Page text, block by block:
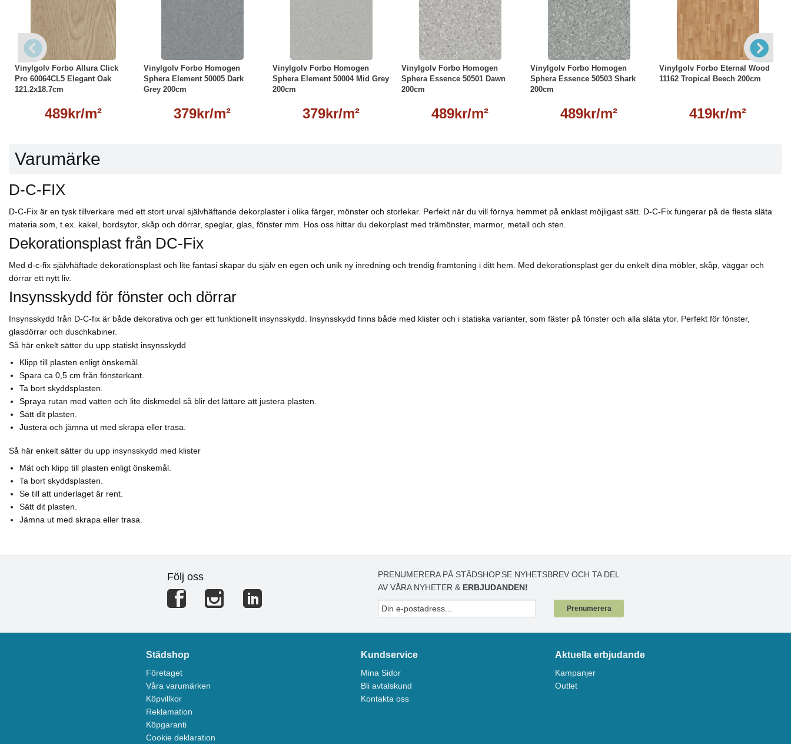
Vinylgolv Forbo Allura Click
Pro 60064CL5 Elegant Oak
121.2x18.7cm
489kr/m²
Läs mer
Vinylgolv Forbo Homogen
Sphera Element 50005 Dark
Grey 200cm
379kr/m²
Vinylgolv Forbo Homogen
Sphera Element 50004 Mid Grey
200cm
379kr/m²
Vinylgolv Forbo Homogen
Sphera Essence 50501 Dawn
200cm
489kr/m²
Läs mer
Vinylgolv Forbo Homogen
Sphera Essence 50503 Shark
200cm
489kr/m²
Läs mer
Vinylgolv Forbo Eternal Wood
11162 Tropical Beech 200cm
419kr/m²
Läs mer
Varumärke
D-C-FIX
D-C-Fix är en tysk tillverkare med ett stort urval självhäftande dekorplaster i olika färger, mönster och storlekar. Perfekt när du vill förnya hemmet på enklast möjligast sätt. D-C-Fix fungerar på de flesta släta
materia som, t.ex. kakel, bordsytor, skåp och dörrar, speglar, glas, fönster mm. Hos oss hittar du dekorplast med trämönster, marmor, metall och sten.
Dekorationsplast från DC-Fix
Med d-c-fix självhäftade dekorationsplast och lite fantasi skapar du själv en egen och unik ny inredning och trendig framtoning i ditt hem. Med dekorationsplast ger du enkelt dina möbler, skåp, väggar och
dörrar ett nytt liv.
Insynsskydd för fönster och dörrar
Insynsskydd från D-C-fix är både dekorativa och ger ett funktionellt insynsskydd. Insynsskydd finns både med klister och i statiska varianter, som fäster på fönster och alla släta ytor. Perfekt för fönster,
glasdörrar och duschkabiner.
Så här enkelt sätter du upp statiskt insynsskydd
Klipp till plasten enligt önskemål.
Spara ca 0,5 cm från fönsterkant.
Ta bort skyddsplasten.
Spraya rutan med vatten och lite diskmedel så blir det lättare att justera plasten.
Sätt dit plasten.
Justera och jämna ut med skrapa eller trasa.
Så här enkelt sätter du upp insynsskydd med klister
Mät och klipp till plasten enligt önskemål.
Ta bort skyddsplasten.
Se till att underlaget är rent.
Sätt dit plasten.
Jämna ut med skrapa eller trasa.
Följ oss
PRENUMERERA PÅ STÄDSHOP.SE NYHETSBREV OCH TA DEL
AV VÅRA NYHETER & ERBJUDANDEN!
Prenumerera
Städshop
Företaget
Våra varumärken
Köpvillkor
Reklamation
Köpgaranti
Cookie deklaration
Kundservice
Mina Sidor
Bli avtalskund
Kontakta oss
Aktuella erbjudande
Kampanjer
Outlet